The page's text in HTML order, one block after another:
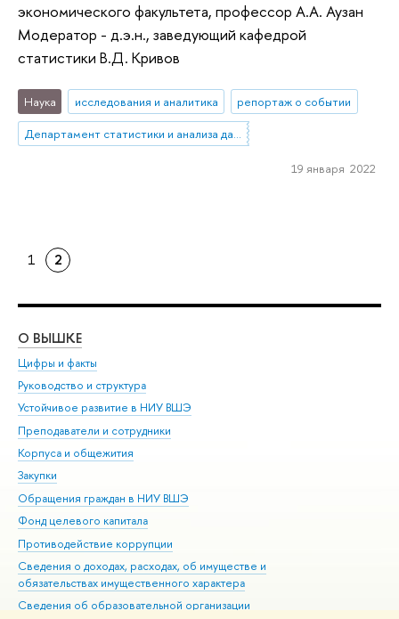
экономического факультета, профессор А.А. Аузан
Модератор - д.э.н., заведующий кафедрой
статистики В.Д. Кривов
Наука исследования и аналитика
репортаж о событии
Департамент статистики и анализа данных
19 января 2022
1 2
О ВЫШКЕ
Цифры и факты
Руководство и структура
Устойчивое развитие в НИУ ВШЭ
Преподаватели и сотрудники
Корпуса и общежития
Закупки
Обращения граждан в НИУ ВШЭ
Фонд целевого капитала
Противодействие коррупции
Сведения о доходах, расходах, об имуществе и
обязательствах имущественного характера
Сведения об образовательной организации